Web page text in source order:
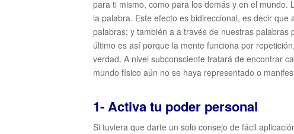
para ti mismo, como para los demás y en el
la palabra. Este efecto es bidireccional, es decir
palabras; y también a a través de nuestras
último es así porque la mente funciona por
verdad. A nivel subconsciente tratará de encontrar
mundo físico aún no se haya representado o
1- Activa tu poder personal
Si tuviera que darte un solo consejo de fácil